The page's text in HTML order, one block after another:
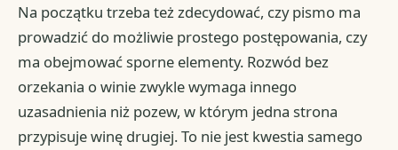
Na początku trzeba też zdecydować, czy pismo ma
prowadzić do możliwie prostego postępowania, czy
ma obejmować sporne elementy. Rozwód bez
orzekania o winie zwykle wymaga innego
uzasadnienia niż pozew, w którym jedna strona
przypisuje winę drugiej. To nie jest kwestia samego